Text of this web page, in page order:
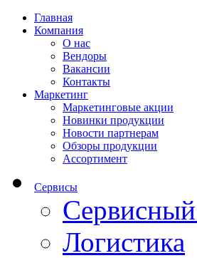
Главная
Компания
О нас
Вендоры
Вакансии
Контакты
Маркетинг
Маркетинговые акции
Новинки продукции
Новости партнерам
Обзоры продукции
Ассортимент
Сервисы
Логистика